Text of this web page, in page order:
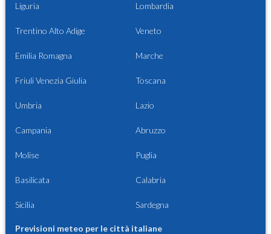
Liguria Lombardia
Trentino Alto Adige Veneto
Emilia Romagna Marche
Friuli Venezia Giulia Toscana
Umbria Lazio
Campania Abruzzo
Molise Puglia
Basilicata Calabria
Sicilia Sardegna
Previsioni meteo per le città italiane